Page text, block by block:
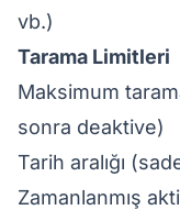
vb.)
Tarama Limitleri
Maksimum
sonra deaktive)
Tarih aralığı
Zamanlanmış